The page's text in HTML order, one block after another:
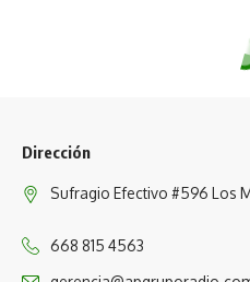
Dirección
Sufragio Efectivo #596 Los
668 815 4563